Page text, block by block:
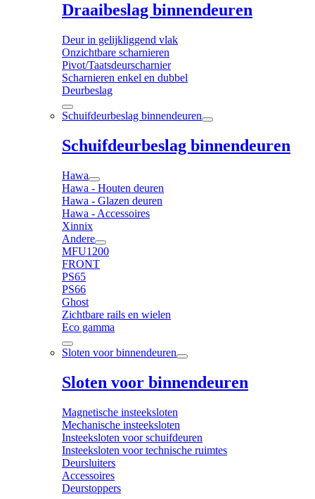
Draaibeslag binnendeuren
Deur in gelijkliggend vlak
Onzichtbare scharnieren
Pivot/Taatsdeurscharnier
Scharnieren enkel en dubbel
Deurbeslag
Schuifdeurbeslag binnendeuren
Schuifdeurbeslag binnendeuren
Hawa
Hawa - Houten deuren
Hawa - Glazen deuren
Hawa - Accessoires
Xinnix
Andere
MFU1200
FRONT
PS65
PS66
Ghost
Zichtbare rails en wielen
Eco gamma
Sloten voor binnendeuren
Sloten voor binnendeuren
Magnetische insteeksloten
Mechanische insteeksloten
Insteeksloten voor schuifdeuren
Insteeksloten voor technische ruimtes
Deursluiters
Accessoires
Deurstoppers